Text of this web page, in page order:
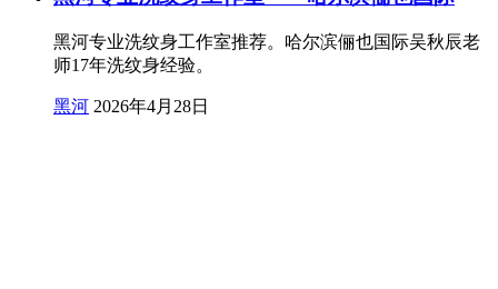
黑河专业洗纹身工作室推荐。哈尔滨俪也国际吴秋辰老
师17年洗纹身经验。
黑河 2026年4月28日